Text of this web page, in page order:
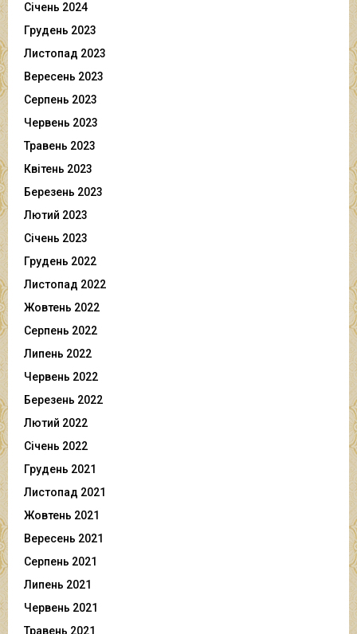
Січень 2024
Грудень 2023
Листопад 2023
Вересень 2023
Серпень 2023
Червень 2023
Травень 2023
Квітень 2023
Березень 2023
Лютий 2023
Січень 2023
Грудень 2022
Листопад 2022
Жовтень 2022
Серпень 2022
Липень 2022
Червень 2022
Березень 2022
Лютий 2022
Січень 2022
Грудень 2021
Листопад 2021
Жовтень 2021
Вересень 2021
Серпень 2021
Липень 2021
Червень 2021
Травень 2021